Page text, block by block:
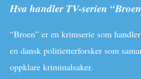
Hva handler TV-serien
“Broen” er en krimserie som
en dansk politietterforsker som
oppklare kriminalsaker.